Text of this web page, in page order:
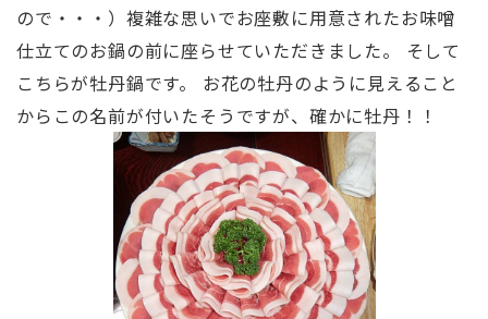
ので・・・）複雑な思いでお座敷に用意されたお味噌
仕立てのお鍋の前に座らせていただきました。 そして
こちらが牡丹鍋です。 お花の牡丹のように見えること
からこの名前が付いたそうですが、確かに牡丹！！